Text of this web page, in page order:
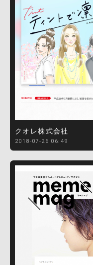
クオレ株式会社
2018-07-26 06:49